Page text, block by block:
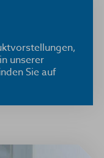
unserer
Sie auf